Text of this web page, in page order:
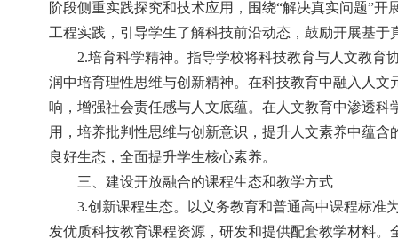
阶段侧重实践探究和技术应用，围绕“解决真实问题”
工程实践，引导学生了解科技前沿动态，鼓励开展基
2.培育科学精神。指导学校将科技教育与人文教育
润中培育理性思维与创新精神。在科技教育中融入人
响，增强社会责任感与人文底蕴。在人文教育中渗透
用，培养批判性思维与创新意识，提升人文素养中蕴
良好生态，全面提升学生核心素养。
三、建设开放融合的课程生态和教学方式
3.创新课程生态。以义务教育和普通高中课程标准
发优质科技教育课程资源，研发和提供配套教学材料